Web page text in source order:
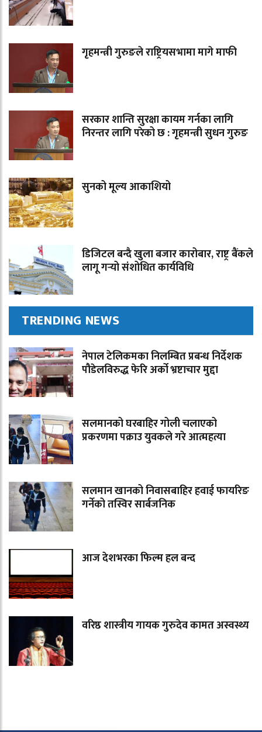
गृहमन्त्री गुरुङले राष्ट्रियसभामा मागे माफी
सरकार शान्ति सुरक्षा कायम गर्नका लागि
निरन्तर लागि परेको छ : गृहमन्त्री सुधन गुरुङ
सुनको मूल्य आकाशियो
डिजिटल बन्दै खुला बजार कारोबार, राष्ट्र बैंकले
लागू गर्‍यो संशोधित कार्यविधि
TRENDING NEWS
नेपाल टेलिकमका निलम्बित प्रबन्ध निर्देशक
पौडेलविरुद्ध फेरि अर्को भ्रष्टाचार मुद्दा
सलमानको घरबाहिर गोली चलाएको
प्रकरणमा पक्राउ युवकले गरे आत्महत्या
सलमान खानको निवासबाहिर हवाई फायरिङ
गर्नेको तस्विर सार्बजनिक
आज देशभरका फिल्म हल बन्द
वरिष्ठ शास्त्रीय गायक गुरुदेव कामत अस्वस्थ्य